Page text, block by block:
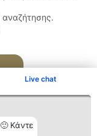
Live chat
Κάντε
αναζήτησης.